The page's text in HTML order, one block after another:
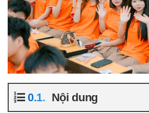
Nội dung